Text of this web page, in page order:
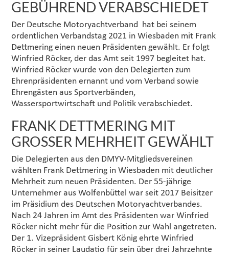
GEBÜHREND VERABSCHIEDET
Der Deutsche Motoryachtverband hat bei seinem
ordentlichen Verbandstag 2021 in Wiesbaden mit Frank
Dettmering einen neuen Präsidenten gewählt. Er folgt
Winfried Röcker, der das Amt seit 1997 begleitet hat.
Winfried Röcker wurde von den Delegierten zum
Ehrenpräsidenten ernannt und vom Verband sowie
Ehrengästen aus Sportverbänden,
Wassersportwirtschaft und Politik verabschiedet.
FRANK DETTMERING MIT
GROSSER MEHRHEIT GEWÄHLT
Die Delegierten aus den DMYV-Mitgliedsvereinen
wählten Frank Dettmering in Wiesbaden mit deutlicher
Mehrheit zum neuen Präsidenten. Der 55-jährige
Unternehmer aus Wolfenbüttel war seit 2017 Beisitzer
im Präsidium des Deutschen Motoryachtverbandes.
Nach 24 Jahren im Amt des Präsidenten war Winfried
Röcker nicht mehr für die Position zur Wahl angetreten.
Der 1. Vizepräsident Gisbert König ehrte Winfried
Röcker in seiner Laudatio für sein über drei Jahrzehnte